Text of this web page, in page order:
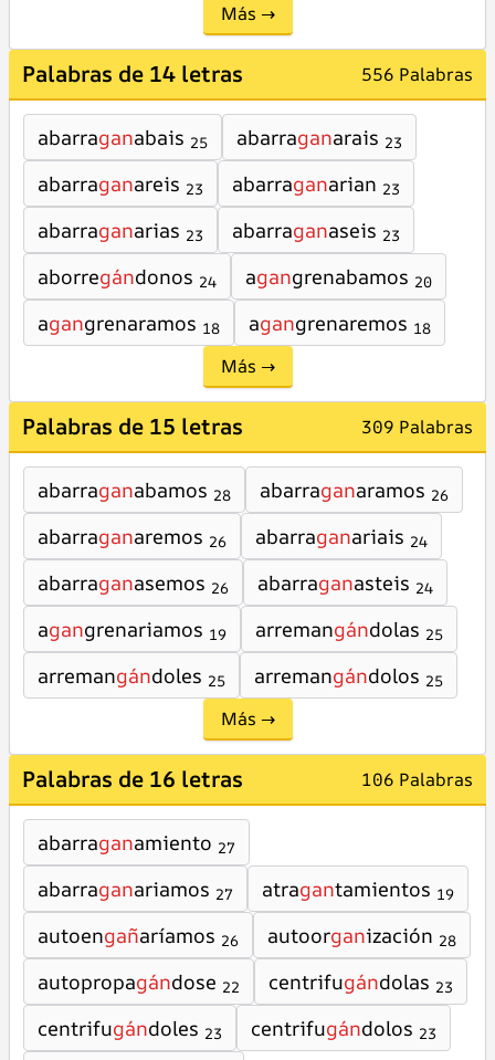
Más →
Palabras de 14 letras 556 Palabras
abarraganabais 25 abarraganarais 23
abarraganareis 23 abarraganarian 23
abarraganarias 23 abarraganaseis 23
aborregándonos 24 agangrenabamos 20
agangrenaramos 18 agangrenaremos 18
Más →
Palabras de 15 letras 309 Palabras
abarraganabamos 28 abarraganaramos 26
abarraganaremos 26 abarraganariais 24
abarraganasemos 26 abarraganasteis 24
agangrenariamos 19 arremangándolas 25
arremangándoles 25 arremangándolos 25
Más →
Palabras de 16 letras 106 Palabras
abarraganamiento 27
abarraganariamos 27 atragantamientos 19
autoengañaríamos 26 autoorganización 28
autopropagándose 22 centrifugándolas 23
centrifugándoles 23 centrifugándolos 23